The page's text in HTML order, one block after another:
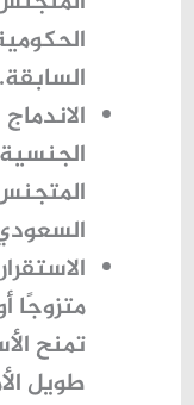
السابقة.
متزوجًا
تمنح
طويل